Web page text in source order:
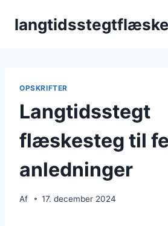
OPSKRIFTER
Langtidsstegt
flæskesteg til
anledninger
Af 17. december 2024